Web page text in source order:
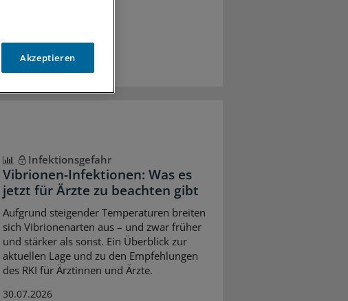
Infektionsgefahr
Vibrionen-Infektionen: Was es
jetzt für Ärzte zu beachten gibt
Aufgrund steigender Temperaturen breiten
sich Vibrionenarten aus – und zwar früher
und stärker als sonst. Ein Überblick zur
aktuellen Lage und zu den Empfehlungen
des RKI für Ärztinnen und Ärzte.
30.07.2026
Akzeptieren